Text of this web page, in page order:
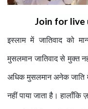
Join for live
इस्लाम में जातिवाद को
मुसलमान जातिवाद से मुक्त
अधिक मुसलमान अनेक जाति में
नहीं पाया जाता है।